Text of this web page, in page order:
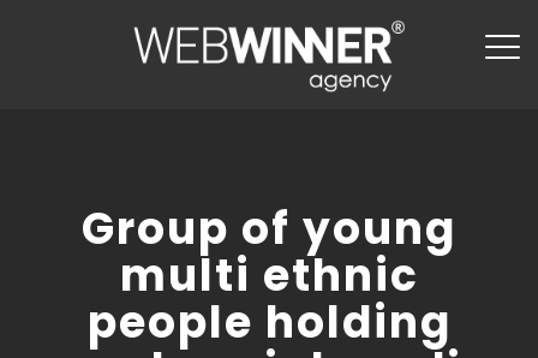
Group of young
multi ethnic
people holding